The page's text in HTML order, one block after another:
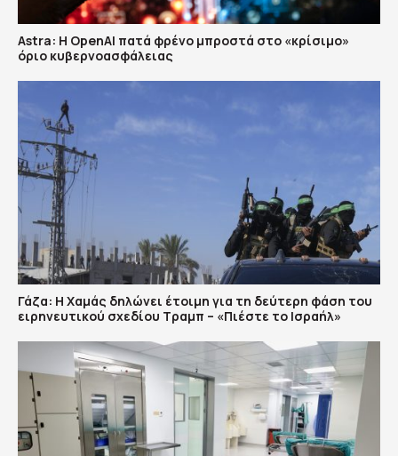
Astra: Η OpenAI πατά φρένο μπροστά στο «κρίσιμο»
όριο κυβερνοασφάλειας
Γάζα: Η Χαμάς δηλώνει έτοιμη για τη δεύτερη φάση του
ειρηνευτικού σχεδίου Τραμπ – «Πιέστε το Ισραήλ»